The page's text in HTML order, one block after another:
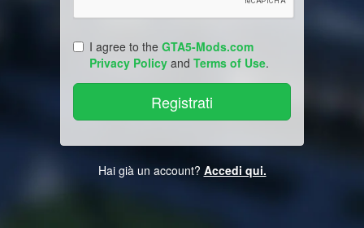
I agree to the GTA5-Mods.com
Privacy Policy and Terms of Use.
Hai già un account? Accedi qui.